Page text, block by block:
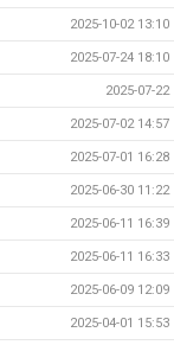
2025-10-02 13:10
2025-07-24 18:10
2025-07-22
2025-07-02 14:57
2025-07-01 16:28
2025-06-30 11:22
2025-06-11 16:39
2025-06-11 16:33
2025-06-09 12:09
2025-04-01 15:53